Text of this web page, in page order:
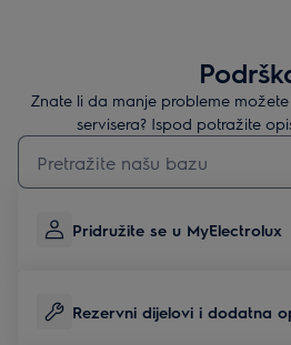
Znate li da manje probleme
servisera? Ispod potražite
Upišite za pretraživanje članaka podrške
Pridružite se u MyElectrolux
Rezervni dijelovi i dodatna